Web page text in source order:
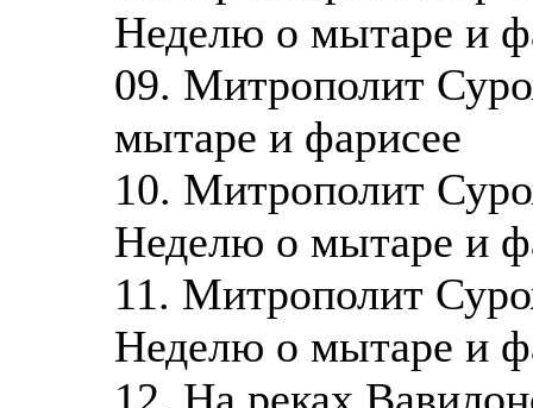
Неделю о мытаре и
09. Митрополит
мытаре и фарисее
10. Митрополит
Неделю о мытаре и
11. Митрополит
Неделю о мытаре и